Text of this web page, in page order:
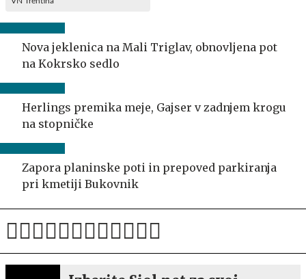
Nova jeklenica na Mali Triglav, obnovljena pot
na Kokrsko sedlo
Herlings premika meje, Gajser v zadnjem krogu
na stopničke
Zapora planinske poti in prepoved parkiranja
pri kmetiji Bukovnik